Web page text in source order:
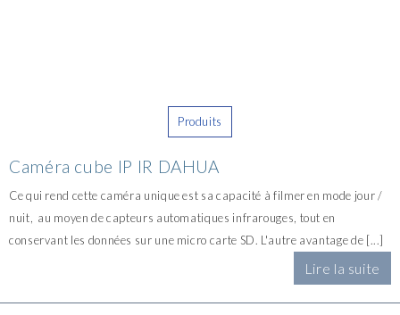
Produits
Caméra cube IP IR DAHUA
Ce qui rend cette caméra unique est sa capacité à filmer en mode jour /
nuit, au moyen de capteurs automatiques infrarouges, tout en
conservant les données sur une micro carte SD. L'autre avantage de [...]
Lire la suite